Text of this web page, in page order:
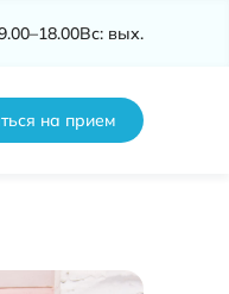
Вс: вых.
на прием